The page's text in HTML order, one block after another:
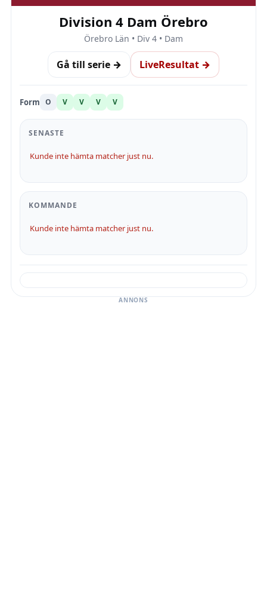
Division 4 Dam Örebro
Örebro Län • Div 4 • Dam
Gå till serie → LiveResultat →
Form O V V V V
SENASTE
Kunde inte hämta matcher just nu.
KOMMANDE
Kunde inte hämta matcher just nu.
ANNONS